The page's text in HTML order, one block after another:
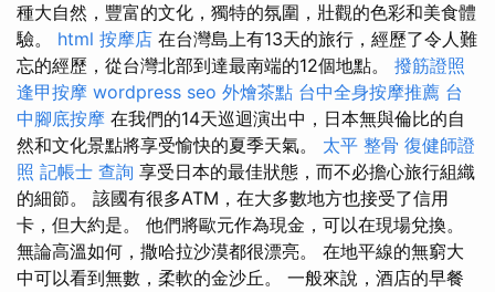
種大自然，豐富的文化，獨特的氛圍，壯觀的色彩和美食體
驗。 html 按摩店 在台灣島上有13天的旅行，經歷了令人難
忘的經歷，從台灣北部到達最南端的12個地點。 撥筋證照
逢甲按摩 wordpress seo 外燴茶點 台中全身按摩推薦 台
中腳底按摩 在我們的14天巡迴演出中，日本無與倫比的自
然和文化景點將享受愉快的夏季天氣。 太平 整骨 復健師證
照 記帳士 查詢 享受日本的最佳狀態，而不必擔心旅行組織
的細節。 該國有很多ATM，在大多數地方也接受了信用
卡，但大約是。 他們將歐元作為現金，可以在現場兌換。
無論高溫如何，撒哈拉沙漠都很漂亮。 在地平線的無窮大
中可以看到無數，柔軟的金沙丘。 一般來說，酒店的早餐